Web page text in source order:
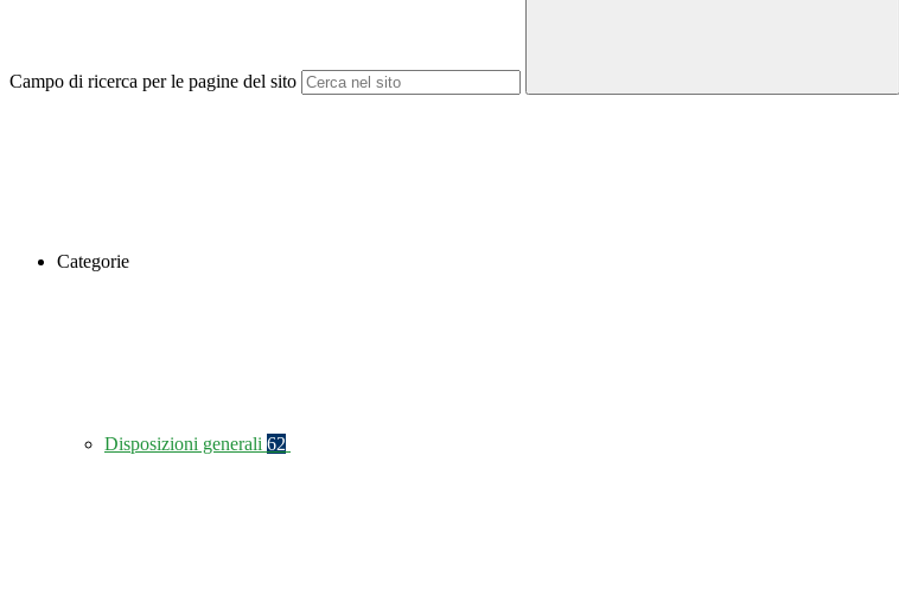
Campo di ricerca per le pagine del sito
Categorie
Disposizioni generali 62